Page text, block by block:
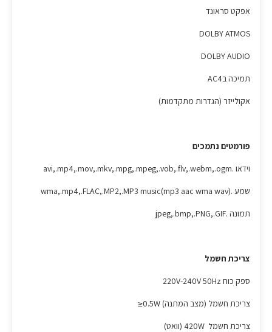
אפקט סראונד
DOLBY ATMOS
DOLBY AUDIO
תמיכה בAC4
אקולייזר (הגדרות מתקדמות)
פורמטים נתמכים
וידאו .avi,.mp4,.mov,.mkv,.mpg,.mpeg,.vob,.flv,.webm,.ogm
שמע .wma,.mp4,.FLAC,.MP2,.MP3 music(mp3 aac wma wav)
תמונה .jpeg,.bmp,.PNG,.GIF
צריכת חשמל
ספק כוח 220V-240V 50Hz
צריכת חשמל (מצב המתנה) 0.5W≤
צריכת חשמל 420W (וואט)